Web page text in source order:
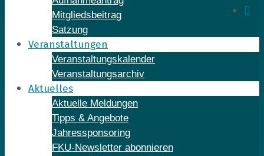
Mitgliedsbeitrag
Satzung
Veranstaltungen
Veranstaltungskalender
Veranstaltungsarchiv
Aktuelles
Aktuelle Meldungen
Tipps & Angebote
Jahressponsoring
FKU-Newsletter abonnieren